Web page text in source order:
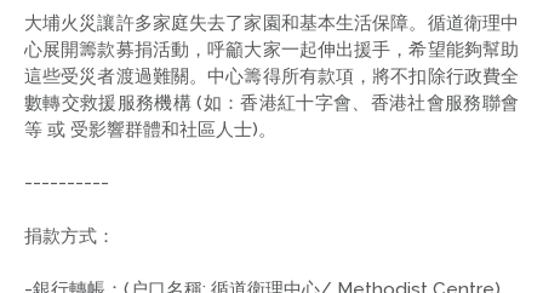
大埔火災讓許多家庭失去了家園和基本生活保障。循道衛理中
心展開籌款募捐活動，呼籲大家一起伸出援手，希望能夠幫助
這些受災者渡過難關。中心籌得所有款項，將不扣除行政費全
數轉交救援服務機構 (如：香港紅十字會、香港社會服務聯會
等 或 受影響群體和社區人士)。
----------
捐款方式：